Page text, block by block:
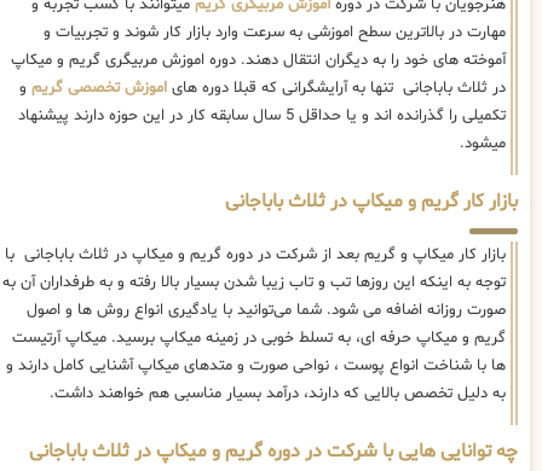
مهارت در بالاترین سطح اموزشی به سرعت وارد بازار کار شوند و تجربیات و
آموخته های خود را به دیگران انتقال دهند. دوره اموزش مربیگری گریم و میکاپ
در ثلاث باباجانی تنها به آرایشگرانی که قبلا دوره هایاموزش تخصصی گریمو
تکمیلی را گذرانده اند و یا حداقل 5 سال سابقه کار در این حوزه دارند پیشنهاد
میشود.
بازار کار گریم و میکاپ در ثلاث باباجانی
بازار کار میکاپ و گریم بعد از شرکت در دوره گریم و میکاپ در ثلاث باباجانی با
توجه به اینکه این روزها تب و تاب زیبا شدن بسیار بالا رفته و به طرفداران آن به
صورت روزانه اضافه می شود. شما می‌توانید با یادگیری انواع روش ها و اصول
گریم و میکاپ حرفه ای، به تسلط خوبی در زمینه میکاپ برسید. میکاپ آرتیست
ها با شناخت انواع پوست ، نواحی صورت و متدهای میکاپ آشنایی کامل دارند و
به دلیل تخصص بالایی که دارند، درآمد بسیار مناسبی هم خواهند داشت.
چه توانایی هایی با شرکت در دوره گریم و میکاپ در ثلاث باباجانی